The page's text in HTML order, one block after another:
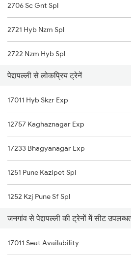
17636 Dmm Ned Exp
2706 Sc Gnt Spl
2721 Hyb Nzm Spl
2722 Nzm Hyb Spl
2737 Coa Lpi Spl
2738 Lpi Coa Spl
2745 Sc Mugr Spl
2746 Mugr Sc Spl
2749 Mtm Bidr Spl
2750 Bidr Mtm Spl
2757 Sc Skzr Spl
2758 Skzr Sc Spl
पेद्दापल्ली से लोकप्रिय ट्रेनें
17011 Hyb Skzr Exp
12757 Kaghaznagar Exp
17233 Bhagyanagar Exp
1251 Pune Kazipet Spl
1252 Kzj Pune Sf Spl
2757 Sc Skzr Spl
2758 Skzr Sc Spl
जनगांव से पेद्दापल्ली की ट्रेनों में सीट
17011 Seat Availability